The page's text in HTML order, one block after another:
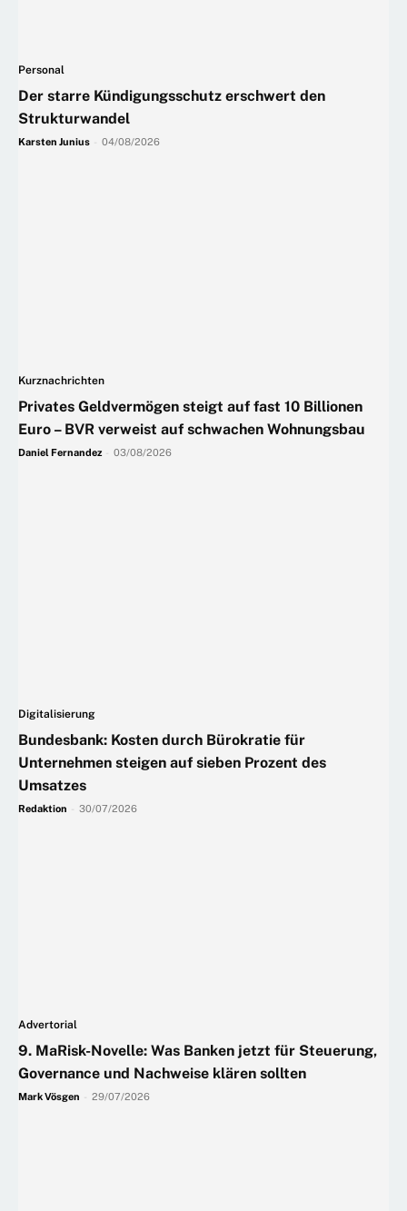
Personal
Der starre Kündigungsschutz erschwert den
Strukturwandel
Karsten Junius 04/08/2026
Kurznachrichten
Privates Geldvermögen steigt auf fast 10 Billionen
Euro – BVR verweist auf schwachen Wohnungsbau
Daniel Fernandez 03/08/2026
Digitalisierung
Bundesbank: Kosten durch Bürokratie für
Unternehmen steigen auf sieben Prozent des
Umsatzes
Redaktion 30/07/2026
Advertorial
9. MaRisk-Novelle: Was Banken jetzt für Steuerung,
Governance und Nachweise klären sollten
Mark Vösgen 29/07/2026